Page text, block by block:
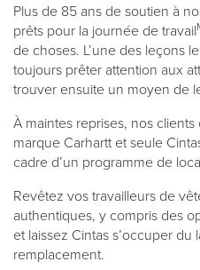
Plus de 85 ans de soutien à
prêts pour la journée de travail
de choses. L’une des leçons
toujours prêter attention aux
trouver ensuite un moyen de
À maintes reprises, nos
marque Carhartt et seule
cadre d’un programme de
Revêtez vos travailleurs de
authentiques, y compris des
et laissez Cintas s’occuper
remplacement.